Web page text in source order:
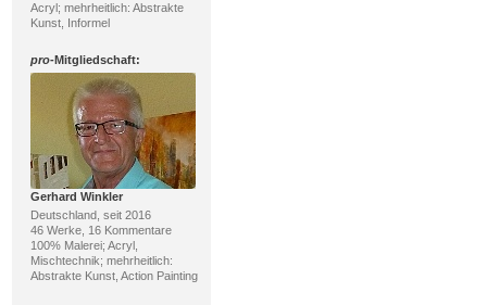
Acryl; mehrheitlich: Abstrakte
Kunst, Informel
pro-Mitgliedschaft:
Gerhard Winkler
Deutschland, seit 2016
46 Werke, 16 Kommentare
100% Malerei; Acryl,
Mischtechnik; mehrheitlich:
Abstrakte Kunst, Action Painting